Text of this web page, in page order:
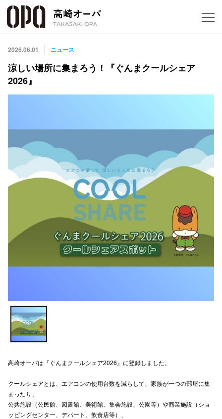
2026.06.01 ニュース
涼しい場所に集まろう！『ぐんまクールシェア
2026』
高崎オーパは『ぐんまクールシェア2026』に登録しました。
クールシェアとは、エアコンの使用台数を減らして、家族が一つの部屋に集
まったり、
公共施設（公民館、図書館、美術館、集会施設、公園等）や商業施設（ショ
ッピングセンター、デパート、飲食店等）、
フロア
レスト
施設案内
スタッ
電話で
ソーシャル